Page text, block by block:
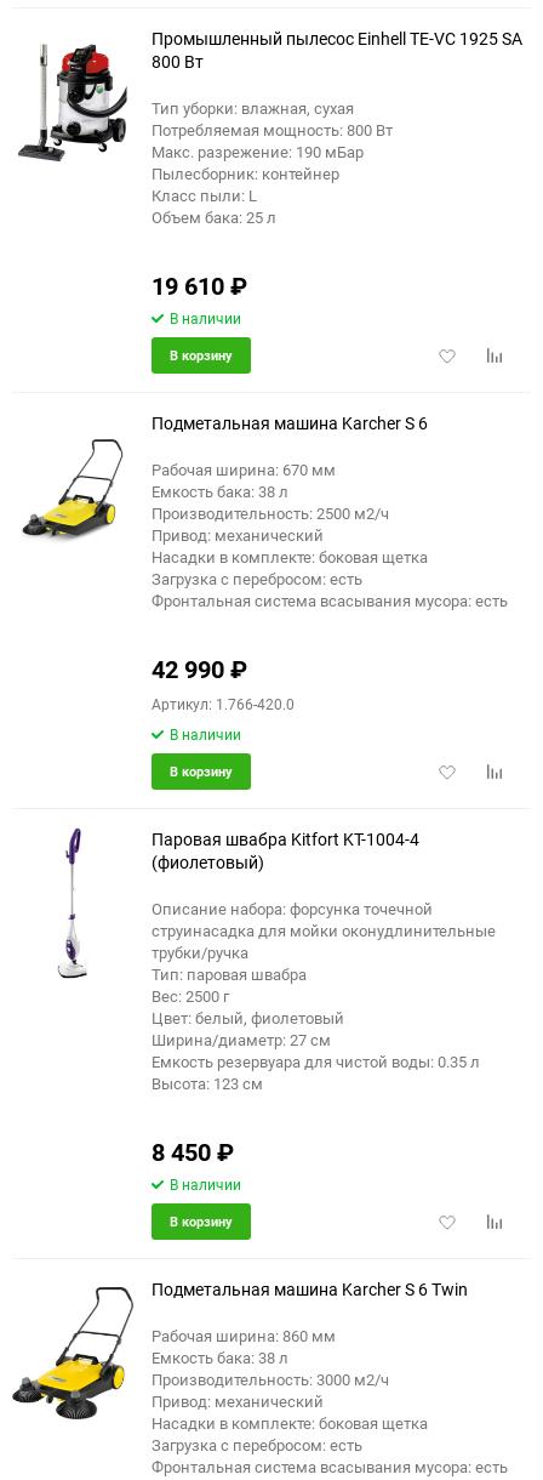
Промышленный пылесос Einhell TE-VC 1925 SA
800 Вт
Тип уборки: влажная, сухая
Потребляемая мощность: 800 Вт
Макс. разрежение: 190 мБар
Пылесборник: контейнер
Класс пыли: L
Объем бака: 25 л
19 610₽
В наличии
Добавить
В корзину
Подметальная машина Karcher S 6
Рабочая ширина: 670 мм
Емкость бака: 38 л
Производительность: 2500 м2/ч
Привод: механический
Насадки в комплекте: боковая щетка
Загрузка с перебросом: есть
Фронтальная система всасывания мусора: есть
42 990₽
Артикул: 1.766-420.0
В наличии
Добавить
В корзину
Паровая швабра Kitfort KT-1004-4
(фиолетовый)
Описание набора: форсунка точечной
струинасадка для мойки оконудлинительные
трубки/ручка
Тип: паровая швабра
Вес: 2500 г
Цвет: белый, фиолетовый
Ширина/диаметр: 27 см
Емкость резервуара для чистой воды: 0.35 л
Высота: 123 см
8 450₽
В наличии
Добавить
В корзину
Подметальная машина Karcher S 6 Twin
Рабочая ширина: 860 мм
Емкость бака: 38 л
Производительность: 3000 м2/ч
Привод: механический
Насадки в комплекте: боковая щетка
Загрузка с перебросом: есть
Фронтальная система всасывания мусора: есть